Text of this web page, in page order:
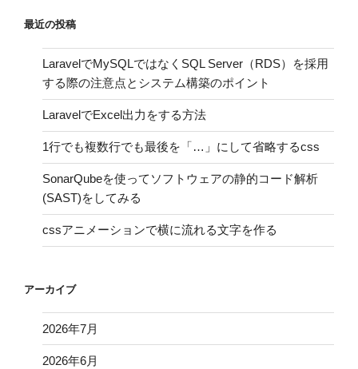
最近の投稿
LaravelでMySQLではなくSQL Server（RDS）を採用
する際の注意点とシステム構築のポイント
LaravelでExcel出力をする方法
1行でも複数行でも最後を「…」にして省略するcss
SonarQubeを使ってソフトウェアの静的コード解析
(SAST)をしてみる
cssアニメーションで横に流れる文字を作る
アーカイブ
2026年7月
2026年6月